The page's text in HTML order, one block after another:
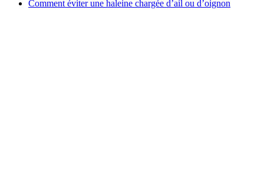
Comment éviter une haleine chargée d’ail ou d’oignon